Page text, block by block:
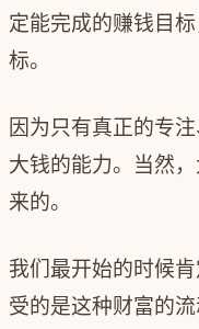
定能完成的赚钱目
标。
因为只有真正的专
大钱的能力。 当然
来的。
我们最开始的时候
受的是这种财富的